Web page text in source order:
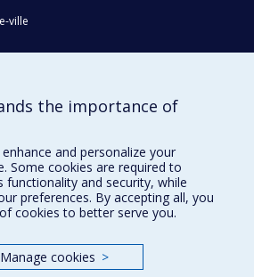
ville
the importance of
and personalize your
Some cookies are required to
functionality and security, while
preferences. By accepting all, you
cookies to better serve you.
Manage cookies >